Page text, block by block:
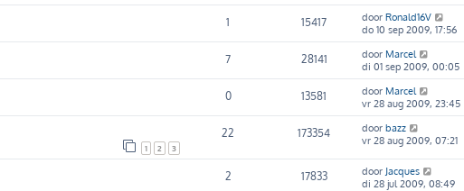
1 15417 door Ronald16V
do 10 sep 2009, 17:56
7 28141 door Marcel
di 01 sep 2009, 00:05
0 13581 door Marcel
vr 28 aug 2009, 23:45
1 2 3
22 173354 door bazz
vr 28 aug 2009, 07:21
2 17833 door Jacques
di 28 jul 2009, 08:49